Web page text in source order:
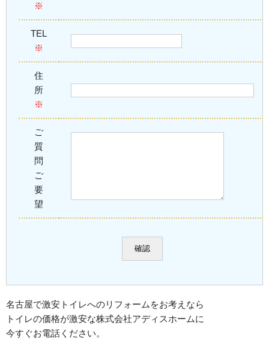
※
TEL
※
住
所
※
ご
質
問
ご
要
望
名古屋で激安トイレへのリフォームをお考えなら
トイレの価格が激安な株式会社アディスホームに
今すぐお電話ください。